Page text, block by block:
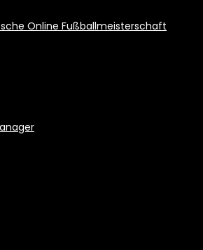
Online Fußballmeisterschaft